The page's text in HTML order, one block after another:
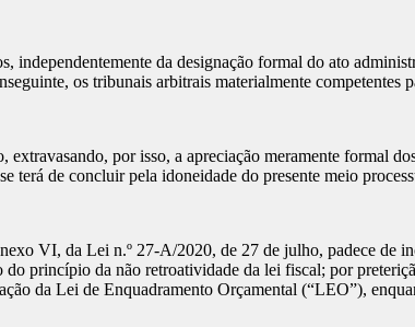
independentemente da designação formal do ato
os tribunais arbitrais materialmente competentes
por isso, a apreciação meramente formal
terá de concluir pela idoneidade do presente meio
VI, da Lei n.º 27-A/2020, de 27 de julho, padece de
princípio da não retroatividade da lei fiscal; por
da Lei de Enquadramento Orçamental (“LEO”),